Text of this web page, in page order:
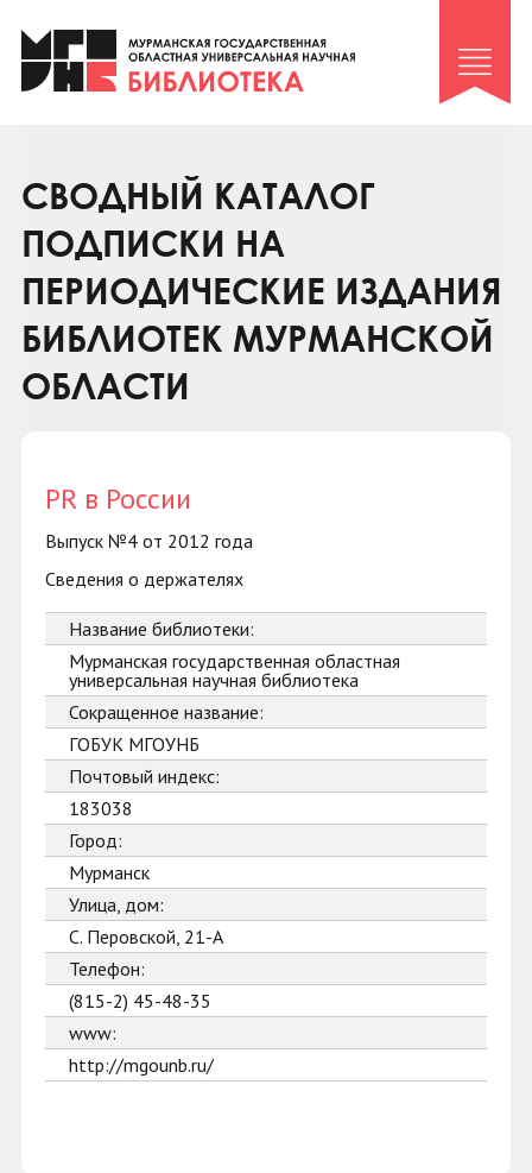
Клуб «Гиря и сельдерей»
Клуб «Семейный архив»
Коллегам
Контакты
СВОДНЫЙ КАТАЛОГ
ПОДПИСКИ НА
ПЕРИОДИЧЕСКИЕ ИЗДАНИЯ
БИБЛИОТЕК МУРМАНСКОЙ
ОБЛАСТИ
PR в России
Выпуск №4 от 2012 года
Сведения о держателях
Название библиотеки:
Мурманская государственная областная
универсальная научная библиотека
Сокращенное название:
ГОБУК МГОУНБ
Почтовый индекс:
183038
Город:
Мурманск
Улица, дом:
С. Перовской, 21-А
Телефон:
(815-2) 45-48-35
www:
http://mgounb.ru/